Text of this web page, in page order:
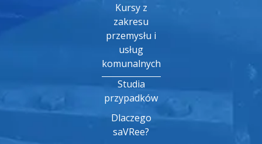
Kursy z
zakresu
przemysłu i
usług
komunalnych
Studia
przypadków
Dlaczego
saVRee?